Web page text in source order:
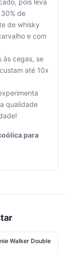
pois leva
de
de whisky
e com
às cegas, se
até 10x
qualidade
para
Walker Double